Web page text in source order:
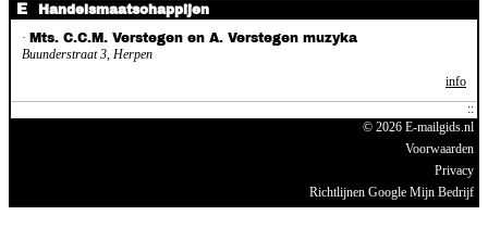
Handelsmaatschappijen
· Mts. C.C.M. Verstegen en A. Verstegen muzyka
Buunderstraat 3, Herpen
info
© 2026 E-mailgids.nl
Voorwaarden
Privacy
Richtlijnen Google Mijn Bedrijf